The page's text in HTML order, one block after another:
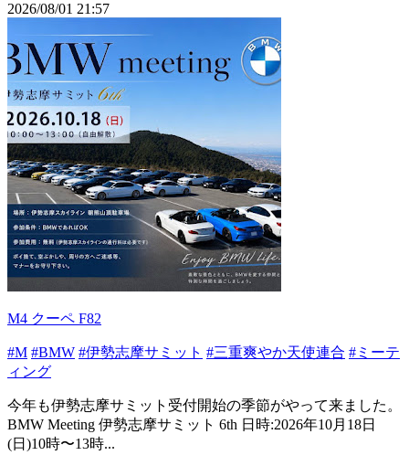
2026/08/01 21:57
M4 クーペ F82
#M #BMW #伊勢志摩サミット #三重爽やか天使連合 #ミーテ
ィング
今年も伊勢志摩サミット受付開始の季節がやって来ました。
BMW Meeting 伊勢志摩サミット 6th 日時:2026年10月18日
(日)10時〜13時...